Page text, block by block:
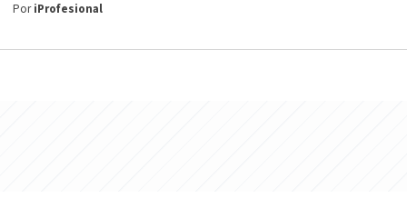
PoriProfesional